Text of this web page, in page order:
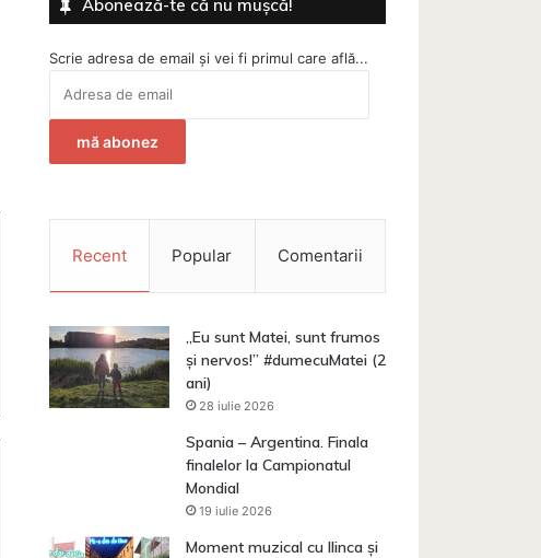
Abonează-te că nu mușcă!
Scrie adresa de email și vei fi primul care află...
de
mă abonez
Recent Popular Comentarii
„Eu sunt Matei, sunt frumos
și nervos!” #dumecuMatei (2
ani)
28 iulie 2026
Spania – Argentina. Finala
finalelor la Campionatul
Mondial
19 iulie 2026
Moment muzical cu Ilinca și